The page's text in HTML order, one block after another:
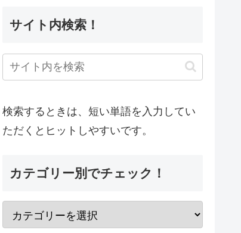
サイト内検索！
検索するときは、短い単語を入力してい
ただくとヒットしやすいです。
カテゴリー別でチェック！